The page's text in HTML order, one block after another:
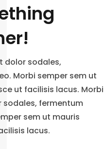
dolor sodales,
Morbi semper sem ut
ut facilisis lacus. Morbi
sodales, fermentum
sem ut mauris
lacus.